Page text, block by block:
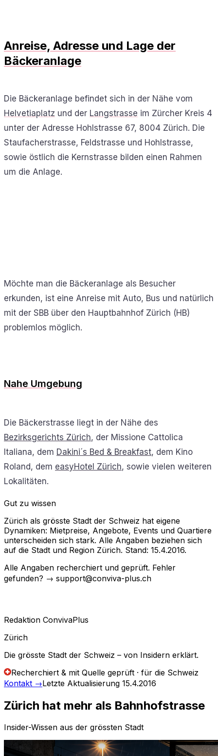
Anreise, Adresse und Lage der
Bäckeranlage
Die Bäckeranlage befindet sich in der Nähe vom
Helvetiaplatz und der Langstrasse im Zürcher Kreis 4
unter der Adresse Hohlstrasse 67, 8004 Zürich. Die
Staufacherstrasse, Feldstrasse und Hohlstrasse,
sowie östlich die Kernstrasse bilden einen Rahmen
um die Anlage.
Möchte man die Bäckeranlage als Besucher
erkunden, ist eine Anreise mit Auto, Bus und natürlich
mit der SBB über den Hauptbahnhof Zürich (HB)
problemlos möglich.
Nahe Umgebung
Die Bäckerstrasse liegt in der Nähe des
Bezirksgerichts Zürich, der Missione Cattolica
Italiana, dem Dakini´s Bed & Breakfast, dem Kino
Roland, dem easyHotel Zürich, sowie vielen weiteren
Lokalitäten.
Gut zu wissen
Zürich als grösste Stadt der Schweiz hat eigene
Dynamiken: Mietpreise, Angebote, Events und Quartiere
unterscheiden sich stark. Alle Angaben beziehen sich
auf die Stadt und Region Zürich. Stand: 15.4.2016.
Alle Angaben recherchiert und geprüft. Fehler
gefunden? → support@conviva-plus.ch
Redaktion ConvivaPlus
Zürich
Die grösste Stadt der Schweiz – von Insidern erklärt.
Recherchiert & mit Quelle geprüft · für die Schweiz
Kontakt →Letzte Aktualisierung 15.4.2016
Zürich hat mehr als Bahnhofstrasse
Insider-Wissen aus der grössten Stadt